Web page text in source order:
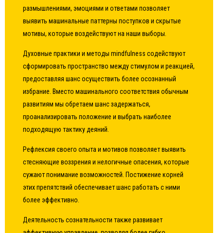
размышлениями, эмоциями и ответами позволяет
выявить машинальные паттерны поступков и скрытые
мотивы, которые воздействуют на наши выборы.
Духовные практики и методы mindfulness содействуют
сформировать пространство между стимулом и реакцией,
предоставляя шанс осуществить более осознанный
избрание. Вместо машинального соответствия обычным
развитиям мы обретаем шанс задержаться,
проанализировать положение и выбрать наиболее
подходящую тактику деяний.
Рефлексия своего опыта и мотивов позволяет выявить
стесняющие воззрения и нелогичные опасения, которые
сужают понимание возможностей. Постижение корней
этих препятствий обеспечивает шанс работать с ними
более эффективно.
Деятельность сознательности также развивает